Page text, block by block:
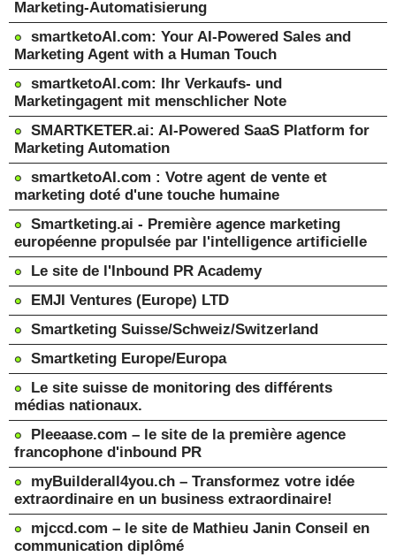
Marketing-Automatisierung
smartketoAI.com: Your AI-Powered Sales and
Marketing Agent with a Human Touch
smartketoAI.com: Ihr Verkaufs- und
Marketingagent mit menschlicher Note
SMARTKETER.ai: AI-Powered SaaS Platform for
Marketing Automation
smartketoAI.com : Votre agent de vente et
marketing doté d'une touche humaine
Smartketing.ai - Première agence marketing
européenne propulsée par l'intelligence artificielle
Le site de l'Inbound PR Academy
EMJI Ventures (Europe) LTD
Smartketing Suisse/Schweiz/Switzerland
Smartketing Europe/Europa
Le site suisse de monitoring des différents
médias nationaux.
Pleeaase.com – le site de la première agence
francophone d'inbound PR
myBuilderall4you.ch – Transformez votre idée
extraordinaire en un business extraordinaire!
mjccd.com – le site de Mathieu Janin Conseil en
communication diplômé